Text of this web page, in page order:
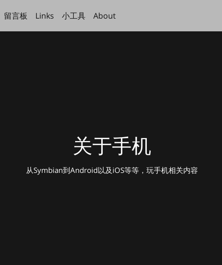
留言板 Links 小工具 About
关于手机
从Symbian到Android以及iOS等等，玩手机相关内容